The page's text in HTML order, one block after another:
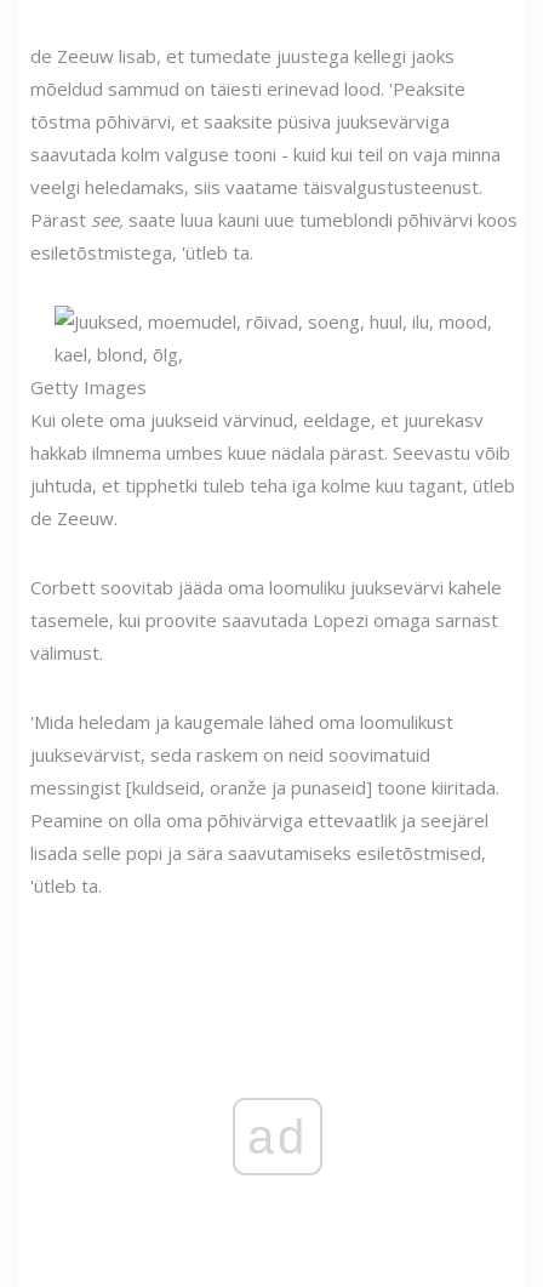
de Zeeuw lisab, et tumedate juustega kellegi jaoks
mõeldud sammud on täiesti erinevad lood. 'Peaksite
tõstma põhivärvi, et saaksite püsiva juuksevärviga
saavutada kolm valguse tooni - kuid kui teil on vaja minna
veelgi heledamaks, siis vaatame täisvalgustusteenust.
Pärast see, saate luua kauni uue tumeblondi põhivärvi koos
esiletõstmistega, 'ütleb ta.
Getty Images
Kui olete oma juukseid värvinud, eeldage, et juurekasv
hakkab ilmnema umbes kuue nädala pärast. Seevastu võib
juhtuda, et tipphetki tuleb teha iga kolme kuu tagant, ütleb
de Zeeuw.
Corbett soovitab jääda oma loomuliku juuksevärvi kahele
tasemele, kui proovite saavutada Lopezi omaga sarnast
välimust.
'Mida heledam ja kaugemale lähed oma loomulikust
juuksevärvist, seda raskem on neid soovimatuid
messingist [kuldseid, oranže ja punaseid] toone kiiritada.
Peamine on olla oma põhivärviga ettevaatlik ja seejärel
lisada selle popi ja sära saavutamiseks esiletõstmised,
'ütleb ta.
ad